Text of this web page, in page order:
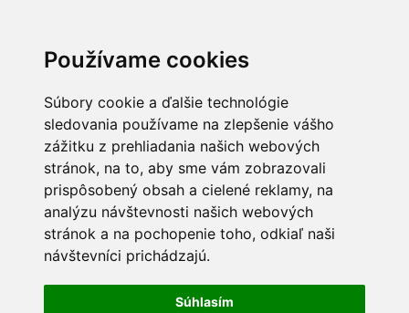
Používame cookies
Súbory cookie a ďalšie technológie
sledovania používame na zlepšenie vášho
zážitku z prehliadania našich webových
stránok, na to, aby sme vám zobrazovali
prispôsobený obsah a cielené reklamy, na
analýzu návštevnosti našich webových
stránok a na pochopenie toho, odkiaľ naši
návštevníci prichádzajú.
Súhlasím